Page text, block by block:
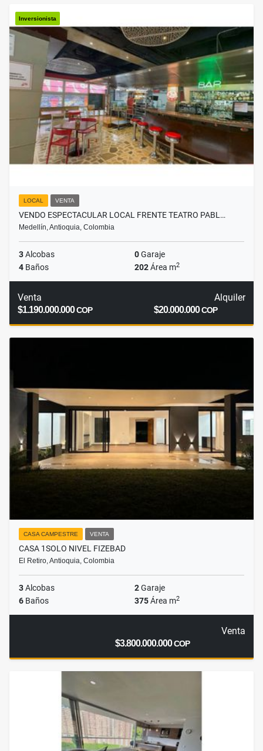
Inversionista
LOCAL VENTA
VENDO ESPECTACULAR LOCAL FRENTE TEATRO PABL…
Medellín, Antioquia, Colombia
3Alcobas 0Garaje
4 Baños 202Área m2
Venta
$1.190.000.000COP
Alquiler
$20.000.000COP
CASA CAMPESTRE VENTA
CASA 1SOLO NIVEL FIZEBAD
El Retiro, Antioquia, Colombia
3Alcobas 2Garaje
6 Baños 375Área m2
Venta
$3.800.000.000COP